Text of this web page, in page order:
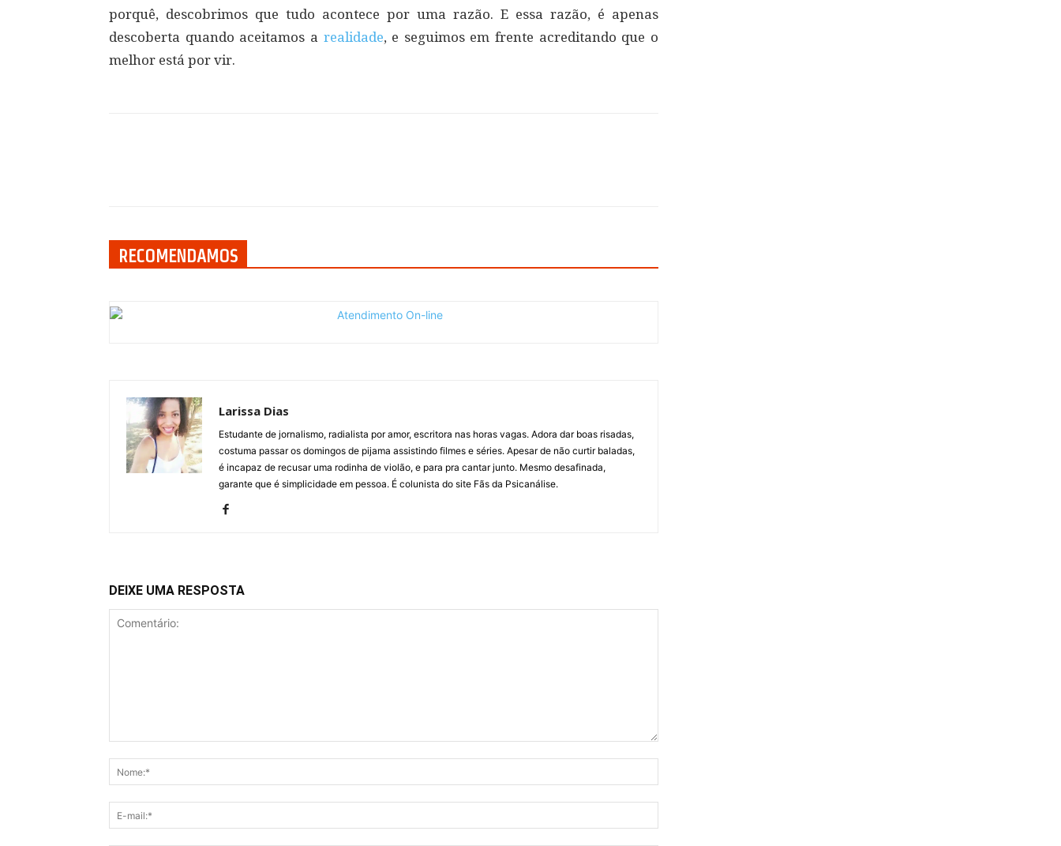
porquê, descobrimos que tudo acontece por uma razão. E essa razão, é apenas
descoberta quando aceitamos a realidade, e seguimos em frente acreditando que o
melhor está por vir.
RECOMENDAMOS
Larissa Dias
Estudante de jornalismo, radialista por amor, escritora nas horas vagas. Adora dar boas risadas,
costuma passar os domingos de pijama assistindo filmes e séries. Apesar de não curtir baladas,
é incapaz de recusar uma rodinha de violão, e para pra cantar junto. Mesmo desafinada,
garante que é simplicidade em pessoa. É colunista do site Fãs da Psicanálise.
DEIXE UMA RESPOSTA